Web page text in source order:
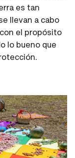
es tan
llevan a cabo
el propósito
lo bueno que